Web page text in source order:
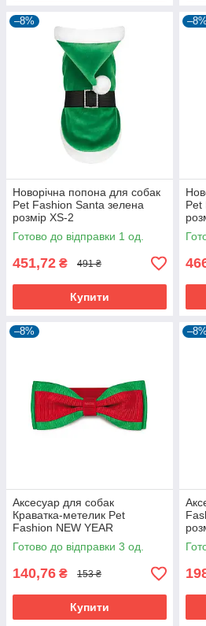
–8%
Новорічна попона для собак
Pet Fashion Santa зелена
розмір XS-2
Готово до відправки 1 од.
451,72 ₴ 491 ₴
Купити
–8%
Pet
–8%
Аксесуар для собак
Краватка-метелик Pet
Fashion NEW YEAR
Готово до відправки 3 од.
140,76 ₴ 153 ₴
Купити
–8%